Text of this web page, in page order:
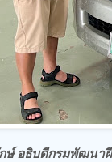
ษ์ อธิบดีกรมพัฒนา